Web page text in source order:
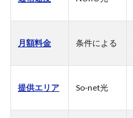
は
NURO
に使い
月額料金 条件による
提供エリア So-net光